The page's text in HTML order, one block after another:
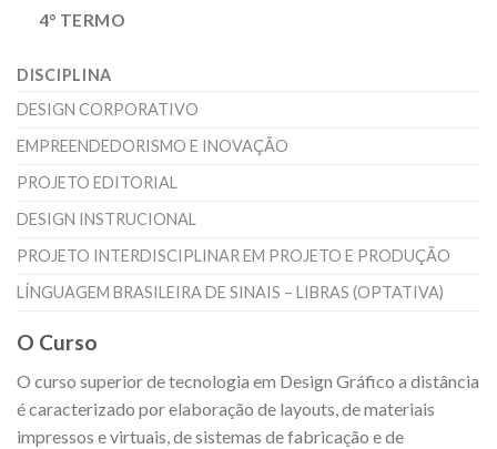
4° TERMO
DISCIPLINA
DESIGN CORPORATIVO
EMPREENDEDORISMO E INOVAÇÃO
PROJETO EDITORIAL
DESIGN INSTRUCIONAL
PROJETO INTERDISCIPLINAR EM PROJETO E PRODUÇÃO
LÍNGUAGEM BRASILEIRA DE SINAIS – LIBRAS (OPTATIVA)
O Curso
O curso superior de tecnologia em Design Gráfico a distância
é caracterizado por elaboração de layouts, de materiais
impressos e virtuais, de sistemas de fabricação e de